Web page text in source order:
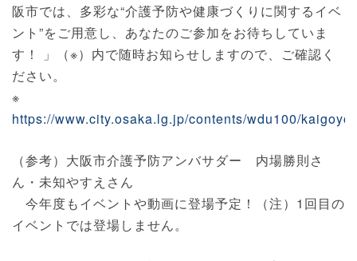
阪市では、多彩な“介護予防や健康づくりに関するイベ
ント”をご用意し、あなたのご参加をお待ちしていま
す！ 」（※）内で随時お知らせしますので、ご確認く
ださい。
※
https://www.city.osaka.lg.jp/contents/wdu100/
（参考）大阪市介護予防アンバサダー 内場勝則さ
ん・未知やすえさん
今年度もイベントや動画に登場予定！（注）1回目の
イベントでは登場しません。